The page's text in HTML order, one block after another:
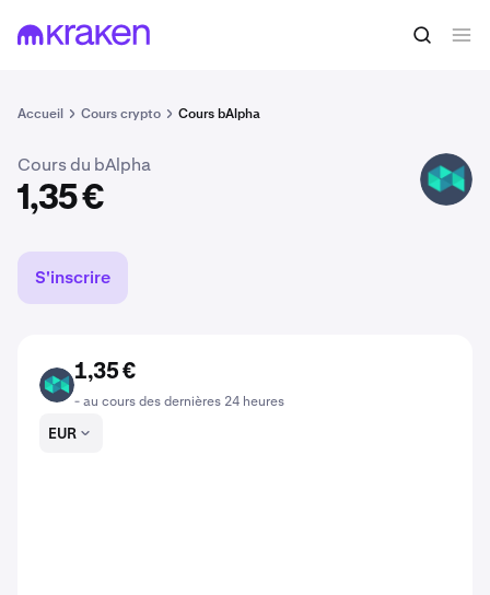
Accueil Cours crypto Cours bAlpha
1,35 € Acheter du BALPHA
Cours du bAlpha
1,35 €
BALPHA
S'inscrire
BALPHA
1,35 €
- au cours des dernières 24 heures
EUR